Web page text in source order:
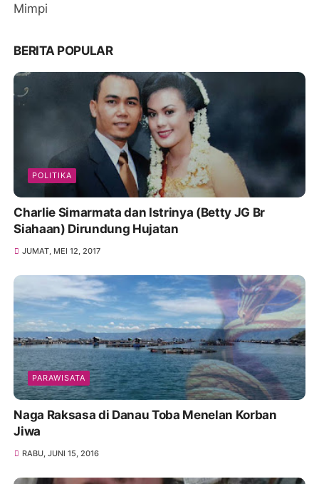
Mimpi
BERITA POPULAR
POLITIKA
Charlie Simarmata dan Istrinya (Betty JG Br
Siahaan) Dirundung Hujatan
JUMAT, MEI 12, 2017
PARAWISATA
Naga Raksasa di Danau Toba Menelan Korban
Jiwa
RABU, JUNI 15, 2016